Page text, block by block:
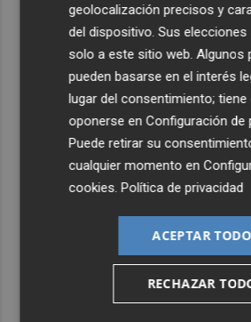
geolocalización precisos y
del dispositivo. Sus elecciones
solo a este sitio web. Algunos
pueden basarse en el interés
lugar del consentimiento; tiene
oponerse enConfiguración de
Puede retirar su
cualquier momento en
cookies .Política de privacidad
ACEPTAR TODO
RECHAZAR